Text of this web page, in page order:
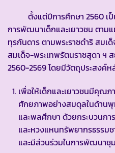
ตั้งแต่ปีการศึกษา 2560 เป็น
การพัฒนาเด็กและเยาวชน ตาม
ทุรกันดาร ตามพระราชดำริ สมเ
สมเด็จ-พระเทพรัตนราชสุดา ฯ
2560-2569 โดยมีวัตถุประสงค์
เพื่อให้เด็กและเยาวชนมีคุณ
ศักยภาพอย่างสมดุลในด้าน
และพลศึกษา ด้วยกระบวนก
และหวงแหนทรัพยากรธรรม
และมีส่วนร่วมในการพัฒนาชุ